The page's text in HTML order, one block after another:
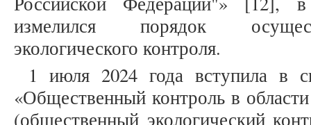
измелился порядок
экологического контроля.
1 июля 2024 года вступила в
«Общественный контроль в
(общественный экологический